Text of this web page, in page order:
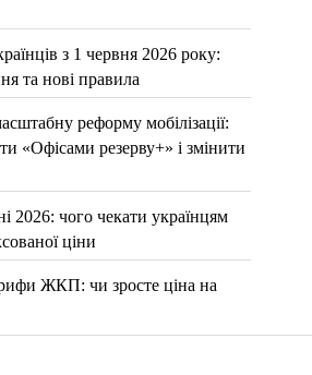
з 1 червня 2026 року:
та нові правила
реформу мобілізації:
«Офісами резерву+» і змінити
2026: чого чекати українцям
ціни
ЖКП: чи зросте ціна на